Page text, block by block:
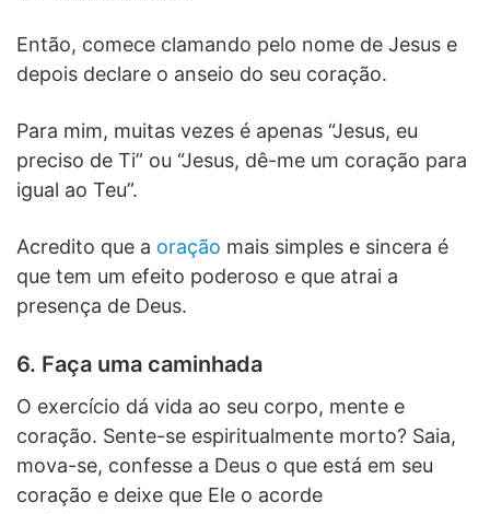
Então, comece clamando pelo nome de Jesus e
depois declare o anseio do seu coração.
Para mim, muitas vezes é apenas “Jesus, eu
preciso de Ti” ou “Jesus, dê-me um coração para
igual ao Teu”.
Acredito que a oração mais simples e sincera é
que tem um efeito poderoso e que atrai a
presença de Deus.
6. Faça uma caminhada
O exercício dá vida ao seu corpo, mente e
coração. Sente-se espiritualmente morto? Saia,
mova-se, confesse a Deus o que está em seu
coração e deixe que Ele o acorde